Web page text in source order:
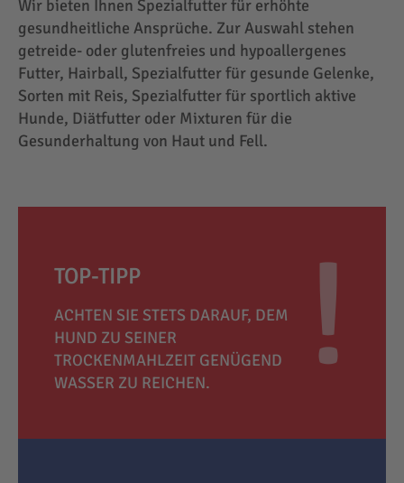
Wir bieten Ihnen Spezialfutter für erhöhte
gesundheitliche Ansprüche. Zur Auswahl stehen
getreide- oder glutenfreies und hypoallergenes
Futter, Hairball, Spezialfutter für gesunde Gelenke,
Sorten mit Reis, Spezialfutter für sportlich aktive
Hunde, Diätfutter oder Mixturen für die
Gesunderhaltung von Haut und Fell.
TOP-TIPP
ACHTEN SIE STETS DARAUF, DEM
HUND ZU SEINER
TROCKENMAHLZEIT GENÜGEND
WASSER ZU REICHEN.